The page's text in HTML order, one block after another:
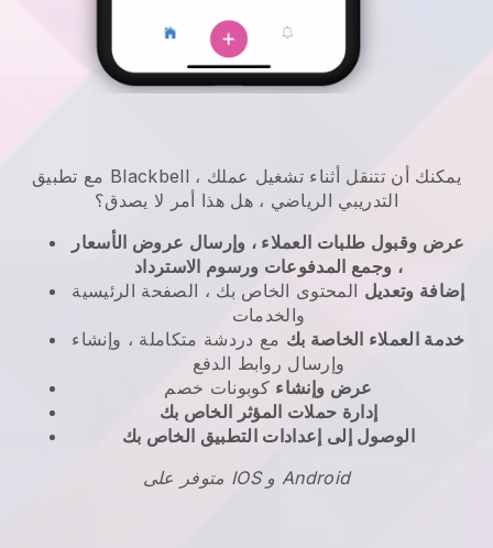
Blackbell ، يمكنك أن تتنقل أثناء تشغيل عملك
التدريبي الرياضي ، هل هذا أمر لا يصدق؟
عرض وقبول طلبات العملاء ، وإرسال عروض الأسعار
، وجمع المدفوعات ورسوم الاسترداد
إضافة وتعديل المحتوى الخاص بك ، الصفحة الرئيسية
والخدمات
خدمة العملاء الخاصة بك مع دردشة متكاملة ، وإنشاء
وإرسال روابط الدفع
عرض وإنشاء كوبونات خصم
إدارة حملات المؤثر الخاص بك
الوصول إلى إعدادات التطبيق الخاص بك
متوفر على IOS و Android